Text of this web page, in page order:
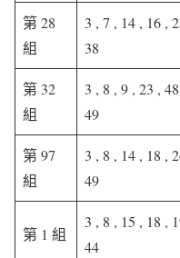
第 28
組
3 , 7 , 14 , 16 ,
38
第 32
組
3 , 8 , 9 , 23 ,
49
第 97
組
3 , 8 , 14 , 18 ,
49
第 1 組
3 , 8 , 15 , 18 ,
44